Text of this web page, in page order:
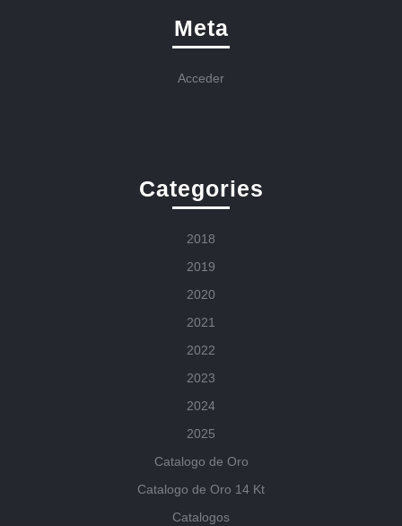
Meta
Acceder
Categories
2018
2019
2020
2021
2022
2023
2024
2025
Catalogo de Oro
Catalogo de Oro 14 Kt
Catalogos